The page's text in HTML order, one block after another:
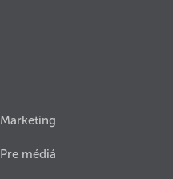
Marketing
Pre médiá